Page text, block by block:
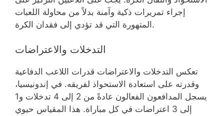
إجراء تمريرات ذكية وآمنة بدلاً من محاولة اللعبات
المتهورة التي قد تؤدي إلى فقدان الكرة.
التدخلات والاعتراضات
تعكس التدخلات والاعتراضات قدرات اللاعب الدفاعية
وقدرته على استعادة الاستحواذ لفريقه. في إندونيسيا،
يسجل المدافعون الفعالون عادةً من 2 إلى 4 تدخلات و1
إلى 3 اعتراضات في كل مباراة. هذا المقياس حيوي